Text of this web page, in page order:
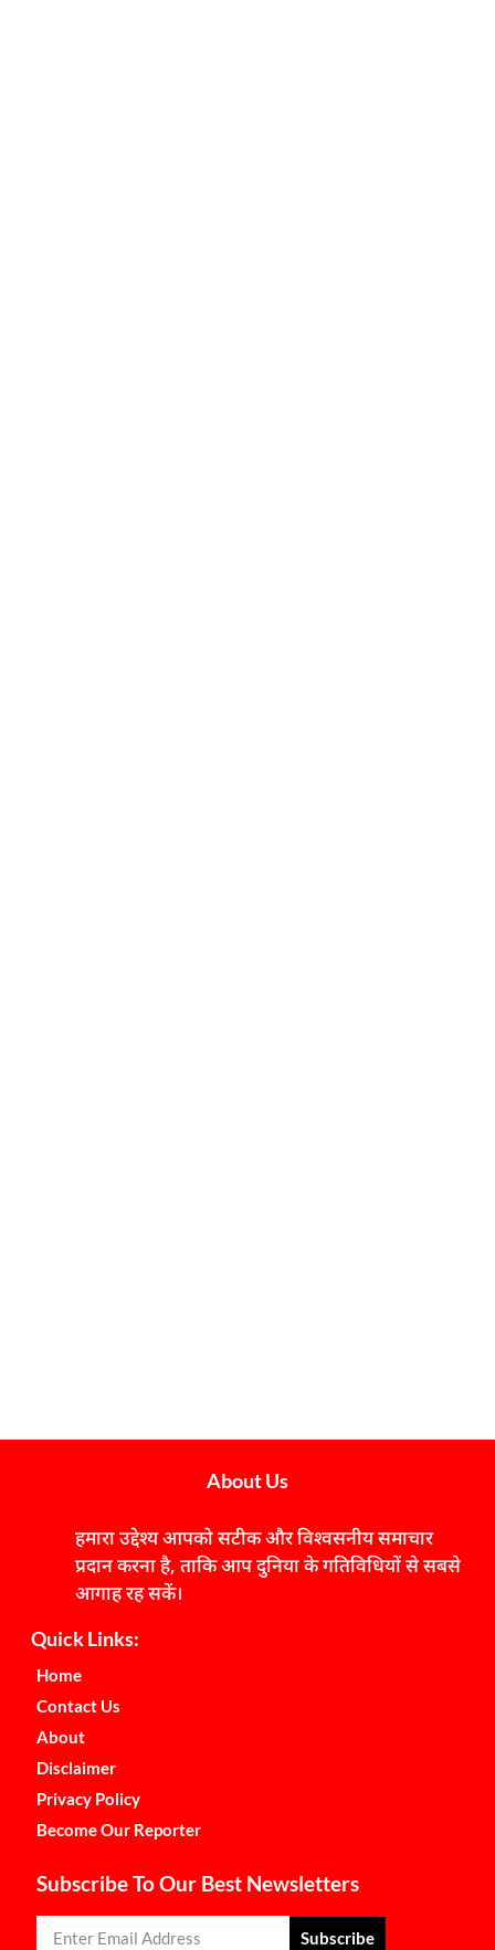
About Us
हमारा उद्देश्य आपको सटीक और विश्वसनीय समाचार
प्रदान करना है, ताकि आप दुनिया के गतिविधियों से सबसे
आगाह रह सकें।
Quick Links:
Home
Contact Us
About
Disclaimer
Privacy Policy
Become Our Reporter
Subscribe To Our Best Newsletters
Subscribe